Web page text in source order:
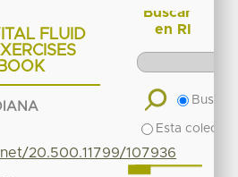
FLUID
20.500.11799/107936
Buscar
en RI
Buscar
Esta